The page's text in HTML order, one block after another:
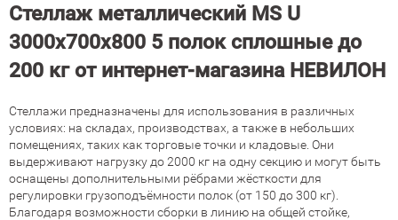
Стеллаж металлический MS U
3000х700х800 5 полок сплошные до
200 кг от интернет-магазина НЕВИЛОН
Стеллажи предназначены для использования в различных
условиях: на складах, производствах, а также в небольших
помещениях, таких как торговые точки и кладовые. Они
выдерживают нагрузку до 2000 кг на одну секцию и могут быть
оснащены дополнительными рёбрами жёсткости для
регулировки грузоподъёмности полок (от 150 до 300 кг).
Благодаря возможности сборки в линию на общей стойке,